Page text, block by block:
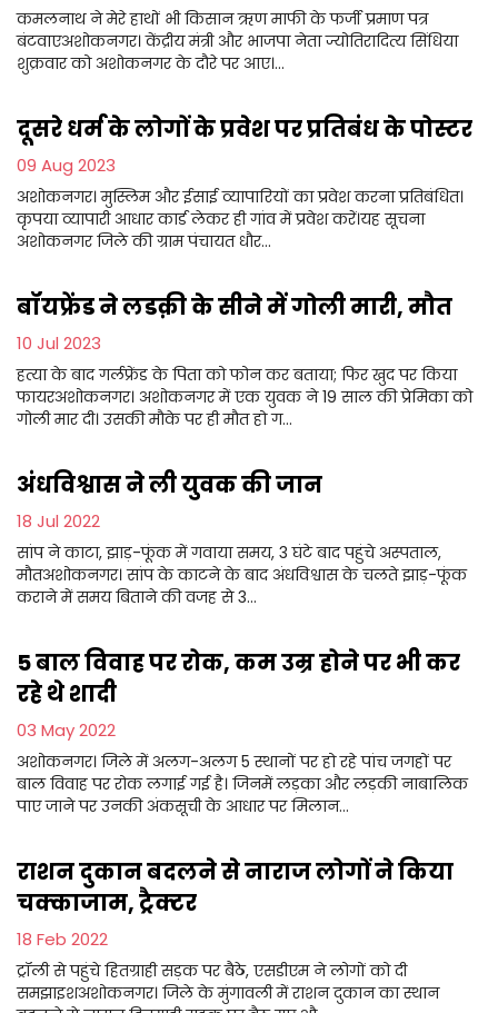
कमलनाथ ने मेरे हाथों भी किसान ऋण माफी के फर्जी प्रमाण पत्र
बंटवाएअशोकनगर। केंद्रीय मंत्री और भाजपा नेता ज्योतिरादित्य सिंधिया
शुक्रवार को अशोकनगर के दौरे पर आए।...
दूसरे धर्म के लोगों के प्रवेश पर प्रतिबंध के पोस्टर
09 Aug 2023
अशोकनगर। मुस्लिम और ईसाई व्यापारियों का प्रवेश करना प्रतिबंधित।
कृपया व्यापारी आधार कार्ड लेकर ही गांव में प्रवेश करें।यह सूचना
अशोकनगर जिले की ग्राम पंचायत धौर...
बॉयफ्रेंड ने लडक़ी के सीने में गोली मारी, मौत
10 Jul 2023
हत्या के बाद गर्लफ्रेंड के पिता को फोन कर बताया; फिर खुद पर किया
फायरअशोकनगर। अशोकनगर में एक युवक ने 19 साल की प्रेमिका को
गोली मार दी। उसकी मौके पर ही मौत हो ग...
अंधविश्वास ने ली युवक की जान
18 Jul 2022
सांप ने काटा, झाड़-फूंक में गवाया समय, 3 घंटे बाद पहुंचे अस्पताल,
मौतअशोकनगर। सांप के काटने के बाद अंधविश्वास के चलते झाड़-फूंक
कराने में समय बिताने की वजह से 3...
5 बाल विवाह पर रोक, कम उम्र होने पर भी कर
रहे थे शादी
03 May 2022
अशोकनगर। जिले में अलग-अलग 5 स्थानों पर हो रहे पांच जगहों पर
बाल विवाह पर रोक लगाई गई है। जिनमें लड़का और लड़की नाबालिक
पाए जाने पर उनकी अंकसूची के आधार पर मिलान...
राशन दुकान बदलने से नाराज लोगों ने किया
चक्काजाम, ट्रैक्टर
18 Feb 2022
ट्रॉली से पहुंचे हितग्राही सड़क पर बैठे, एसडीएम ने लोगों को दी
समझाइशअशोकनगर। जिले के मुंगावली में राशन दुकान का स्थान